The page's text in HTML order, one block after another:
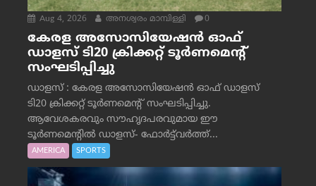
Aug 4, 2026 അനശ്വരം മാമ്പിള്ളി 0
കേരള അസോസിയേഷൻ ഓഫ്
ഡാളസ് ടി20 ക്രിക്കറ്റ് ടൂർണമെന്റ്
സംഘടിപ്പിച്ചു
ഡാളസ് : കേരള അസോസിയേഷൻ ഓഫ് ഡാളസ്
ടി20 ക്രിക്കറ്റ് ടൂർണമെന്റ് സംഘടിപ്പിച്ചു.
ആവേശകരവും സൗഹൃദപരവുമായ ഈ
ടൂർണമെന്റിൽ ഡാളസ്- ഫോർട്ട്‌വര്‍ത്ത്...
AMERICA SPORTS